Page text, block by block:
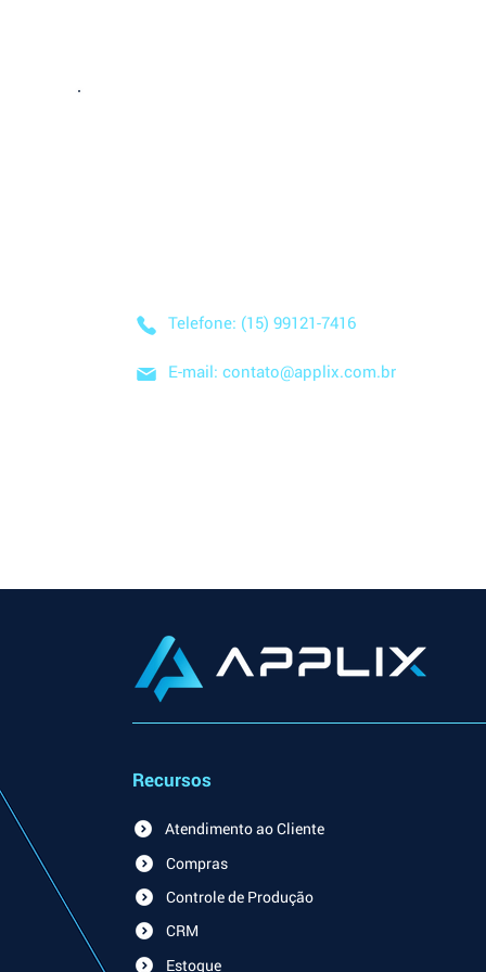
Telefone: (15) 99121-7416
E-mail: contato@applix.com.br
Recursos
Atendimento ao Cliente
Compras
Controle de Produção
CRM
Estoque